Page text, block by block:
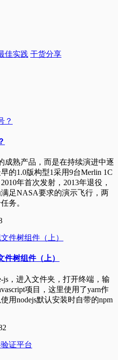
佳实践 干货分享
成熟产品，而是在持续演进中逐
的1.0版构型1采用9台Merlin 1C
年首次发射，2013年退役，
足NASA要求的演示飞行，两
务。
件树组件（上）
js，进入文件夹，打开终端，输
项目，这里使用了yarn作
用nodejs默认安装时自带的npm